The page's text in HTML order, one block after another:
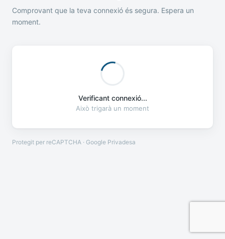
Comprovant que la teva connexió és segura. Espera un
moment.
Verificant connexió...
Això trigarà un moment
Protegit per reCAPTCHA · Google Privadesa